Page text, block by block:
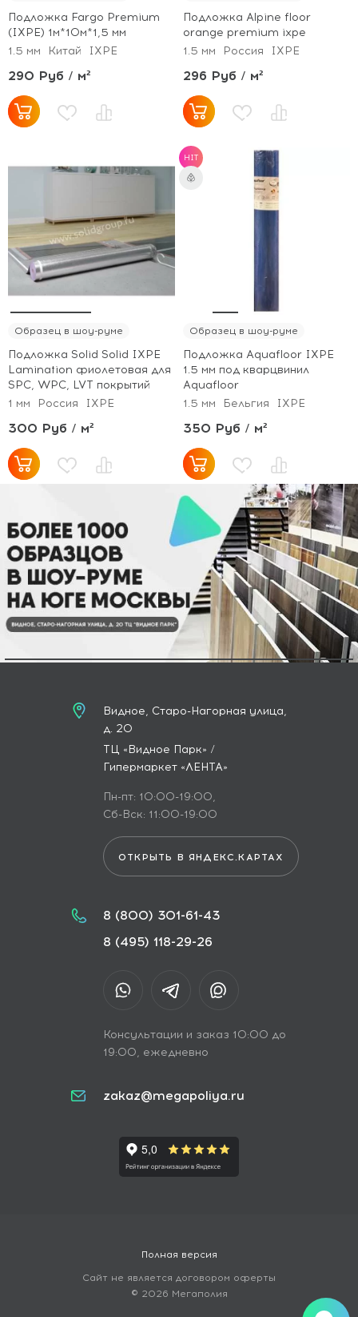
Подложка Fargo Premium
(IXPE) 1м*10м*1,5 мм
1.5 мм
Китай IXPE
290 Руб / м²
Подложка Alpine floor
orange premium ixpe
1.5 мм
Россия IXPE
296 Руб / м²
Образец в шоу-руме
Подложка Solid Solid IXPE
Lamination фиолетовая для
SPC, WPC, LVT покрытий
1 мм
Россия IXPE
300 Руб / м²
HIT
Образец в шоу-руме
Подложка Aquafloor IXPE
1.5 мм под кварцвинил
Aquafloor
1.5 мм
Бельгия IXPE
350 Руб / м²
Видное, Старо-Нагорная улица,
д. 20
ТЦ «Видное Парк» /
Гипермаркет «ЛЕНТА»
Пн-пт: 10:00-19:00,
Сб-Вск: 11:00-19:00
ОТКРЫТЬ В ЯНДЕКС.КАРТАХ
8 (800) 301-61-43
8 (495) 118-29-26
Консультации и заказ 10:00 до
19:00, ежедневно
zakaz@megapoliya.ru
Полная версия
Сайт не является договором оферты
© 2026 Мегаполия